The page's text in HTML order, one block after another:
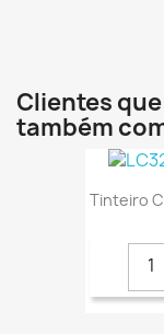
Clientes
também
Tinteiro